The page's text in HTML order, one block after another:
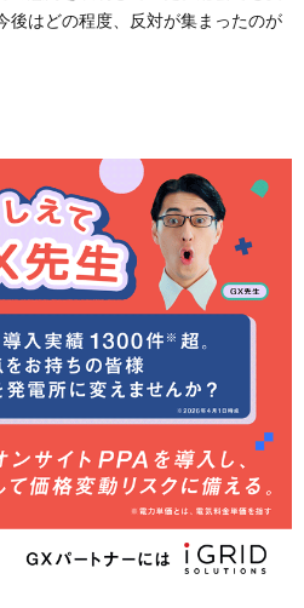
後はどの程度、反対が集まったのが